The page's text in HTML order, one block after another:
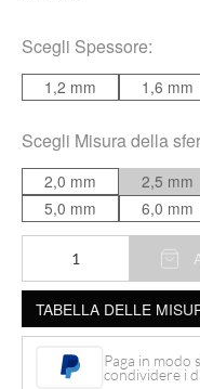
Scegli Spessore:
1,2 mm 1,6 mm
Scegli Misura della
2,0 mm 2,5 mm
5,0 mm
6,0 mm
in
acrilico
bianco
TABELLA DELLE
Paga in modo
condividere i